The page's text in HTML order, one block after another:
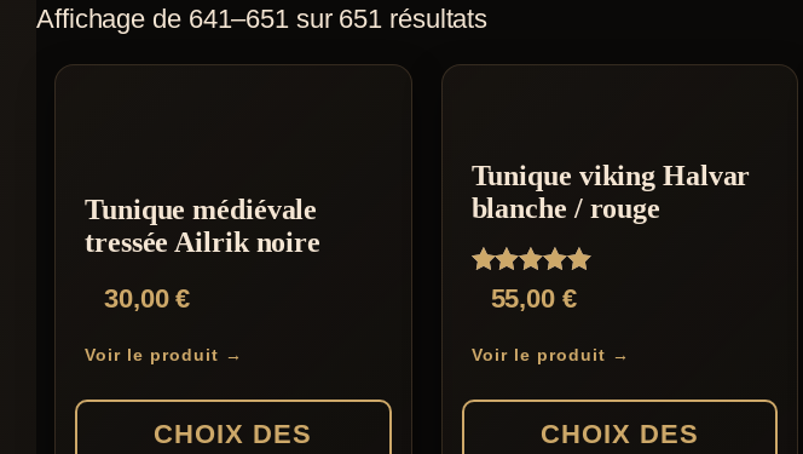
Affichage de 641–651 sur 651 résultats
Tunique médiévale
tressée Ailrik noire
30,00€
Voir le produit →
CHOIX DES
Tunique viking Halvar
blanche / rouge
Note
5.00
55,00 €
Voir le produit →
CHOIX DES